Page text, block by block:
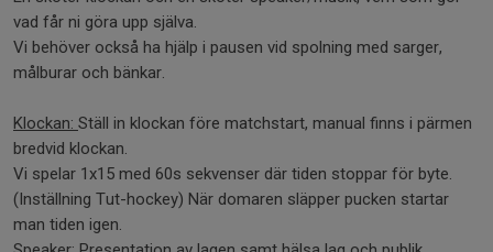
vad får ni göra upp själva.
Vi behöver också ha hjälp i pausen vid spolning med sarger,
målburar och bänkar.
Klockan: Ställ in klockan före matchstart, manual finns i pärmen
bredvid klockan.
Vi spelar 1x15 med 60s sekvenser där tiden stoppar för byte.
(Inställning Tut-hockey) När domaren släpper pucken startar
man tiden igen.